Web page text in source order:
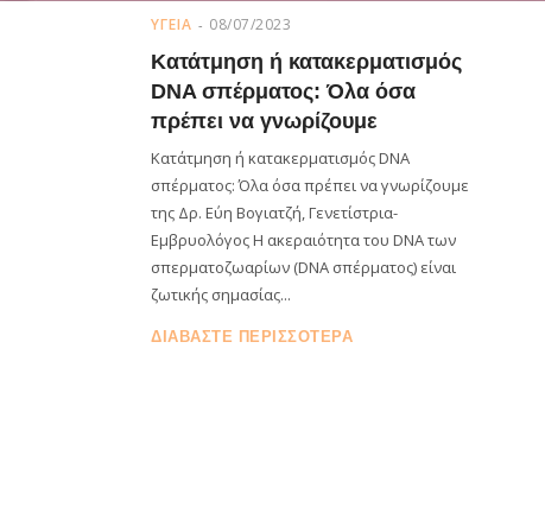
ΥΓΕΙΑ 08/07/2023
Κατάτμηση ή κατακερματισμός
DNA σπέρματος: Όλα όσα
πρέπει να γνωρίζουμε
Κατάτμηση ή κατακερματισμός DNA
σπέρματος: Όλα όσα πρέπει να γνωρίζουμε
της Δρ. Εύη Βογιατζή, Γενετίστρια-
Εμβρυολόγος Η ακεραιότητα του DNA των
σπερματοζωαρίων (DNA σπέρματος) είναι
ζωτικής σημασίας...
ΔΙΑΒΑΣΤΕ ΠΕΡΙΣΣΟΤΕΡΑ